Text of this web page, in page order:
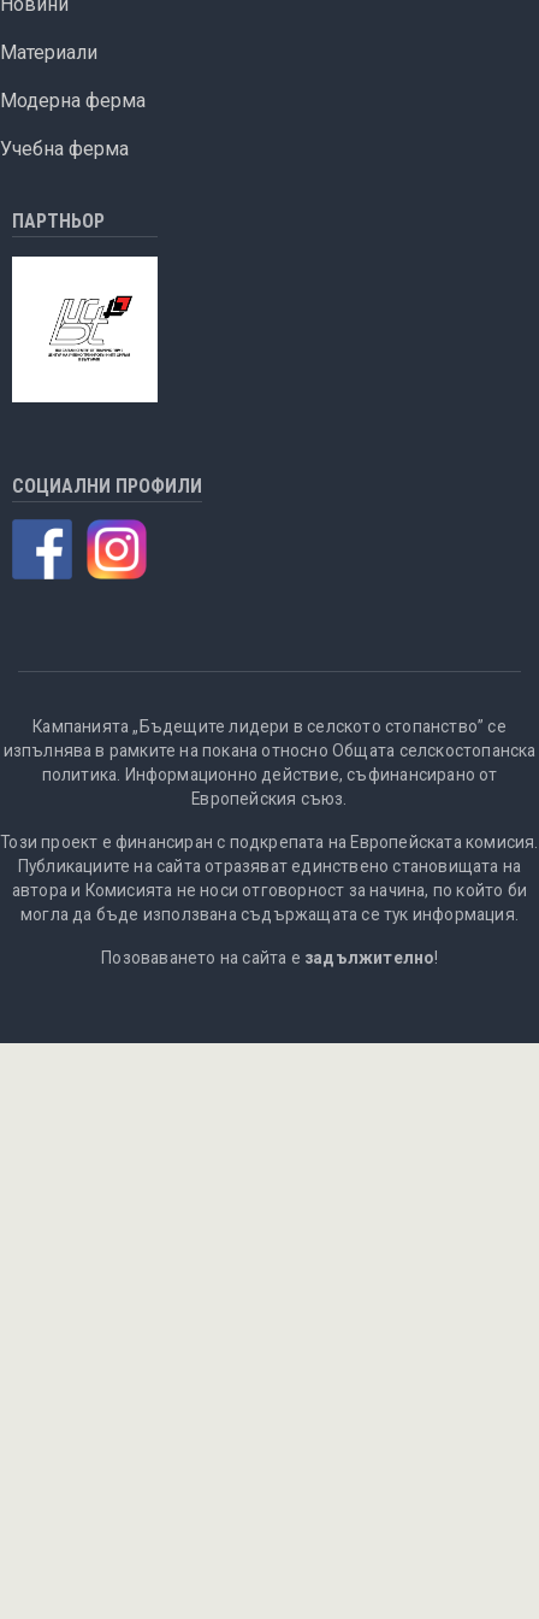
Материали
Модерна ферма
Учебна ферма
ПАРТНЬОР
СОЦИАЛНИ ПРОФИЛИ
Кампанията „Бъдещите лидери в селското стопанство” се
изпълнява в рамките на покана относно Общата селскостопанска
политика. Информационно действие, съфинансирано от
Европейския съюз.
Този проект е финансиран с подкрепата на Европейската комисия.
Публикациите на сайта отразяват единствено становищата на
автора и Комисията не носи отговорност за начина, по който би
могла да бъде използвана съдържащата се тук информация.
Позоваването на сайта е задължително!